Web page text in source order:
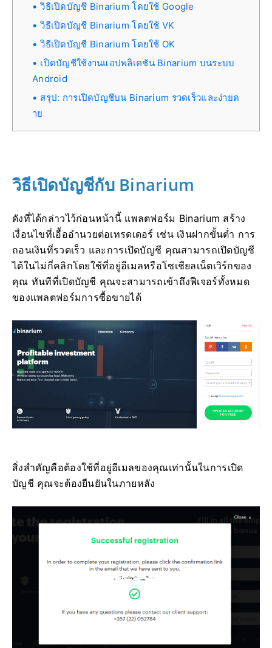
วิธีเปิดบัญชี Binarium โดยใช้ Google
วิธีเปิดบัญชี Binarium โดยใช้ VK
วิธีเปิดบัญชี Binarium โดยใช้ OK
เปิดบัญชีใช้งานแอปพลิเคชัน Binarium บนระบบ
Android
สรุป: การเปิดบัญชีบน Binarium รวดเร็วและง่ายด
าย
วิธีเปิดบัญชีกับ Binarium
ดังที่ได้กล่าวไว้ก่อนหน้านี้ แพลตฟอร์ม Binarium สร้าง
เงื่อนไขที่เอื้ออำนวยต่อเทรดเดอร์ เช่น เงินฝากขั้นต่ำ การ
ถอนเงินที่รวดเร็ว และการเปิดบัญชี คุณสามารถเปิดบัญชี
ได้ในไม่กี่คลิกโดยใช้ที่อยู่อีเมลหรือโซเชียลเน็ตเวิร์กของ
คุณ ทันทีที่เปิดบัญชี คุณจะสามารถเข้าถึงฟีเจอร์ทั้งหมด
ของแพลตฟอร์มการซื้อขายได้
สิ่งสำคัญคือต้องใช้ที่อยู่อีเมลของคุณเท่านั้นในการเปิด
บัญชี คุณจะต้องยืนยันในภายหลัง